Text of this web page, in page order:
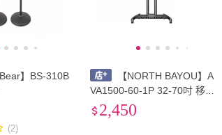
】BS-310B
(2)
【NORTH BAYOU】A
VA1500-60-1P 32-70吋 移動
型電視架(落地架)
2,450